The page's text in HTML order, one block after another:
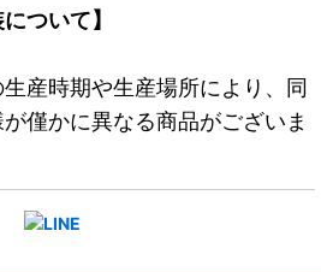
ついて】
産時期や生産場所により、同
僅かに異なる商品がございま